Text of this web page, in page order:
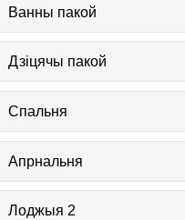
Ванны пакой
Дзіцячы пакой
Спальня
Апрнальня
Лоджыя 2